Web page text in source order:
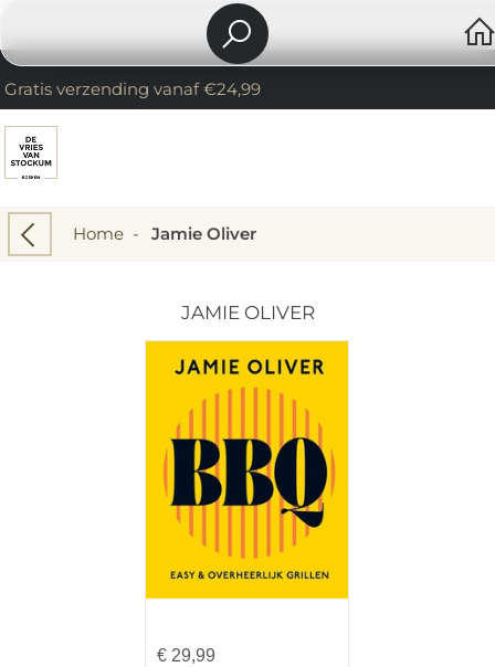
Gratis verzending vanaf €24,99
Home- Jamie Oliver
JAMIE OLIVER
€ 29,99